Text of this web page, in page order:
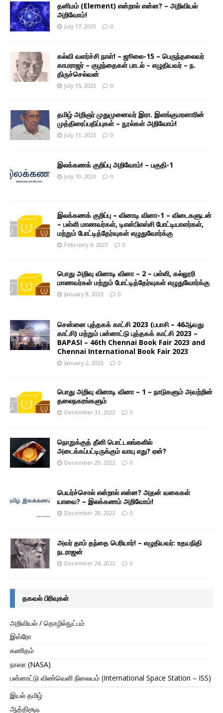
தனிமம் (Element) என்றால் என்ன? – அறிவியல்
அறிவோம்!
July 17, 2023 0
கல்வி வளர்ச்சி நாள்! – ஜூலை-15 – பெருந்தலைவர்
காமராஜர் – குழந்தைகள் பாடல் – எழுதியவர் – ந.
திருச்செல்வன்
July 15, 2023 0
தமிழ் அறிஞர் முதுமுனைவர் இரா. இளங்குமரனாரின்
முத்திரைப்பதிப்புகள் – நூல்கள் அறிவோம்!
July 11, 2023 0
இலக்கணக் குறிப்பு அறிவோம்! – பகுதி-1
July 10, 2023 0
இலக்கணக் குறிப்பு – வினாடி வினா-1 – விடைகளுடன்
– பள்ளி மாணவர்கள், டிஎன்பிஎஸ்சி போட்டியாளர்கள்,
மற்றும் போட்டித்தேர்வுகள் எழுதுவோர்க்கு
February 6, 2023 0
பொது அறிவு வினாடி வினா – 2 – பள்ளி, கல்லூரி
மாணவர்கள் மற்றும் போட்டித்தேர்வுகள் எழுதுவோர்க்கு
January 8, 2023 0
சென்னை புத்தகக் காட்சி 2023 (பபாசி – 46ஆவது
காட்சி) மற்றும் பன்னாட்டு புத்தகக் காட்சி 2023 –
BAPASI – 46th Chennai Book Fair 2023 and
Chennai International Book Fair 2023
January 2, 2023 0
பொது அறிவு வினாடி வினா – 1 – நாடுகளும் அவற்றின்
தலைநகரங்களும்
December 31, 2022 0
நொறுக்குத் தீனி பொட்டலங்களில்
அடைக்கப்பட்டிருக்கும் வாயு எது? ஏன்?
December 29, 2022 0
பெயர்ச்சொல் என்றால் என்ன? அதன் வகைகள்
யாவை? – இலக்கணம் அறிவோம்!
December 28, 2022 0
அவர் தாம் தந்தை பெரியார்! – எழுதியவர்: உதயநிதி
நடராஜன்
December 24, 2022 0
தகவல் பிரிவுகள்
அறிவியல் / தொழில்நுட்பம்
இஸ்ரோ
கணிதம்
நாஸா (NASA)
பன்னாட்டு விண்வெளி நிலையம் (International Space Station – ISS)
இயல் தமிழ்
ஆத்திசூடி